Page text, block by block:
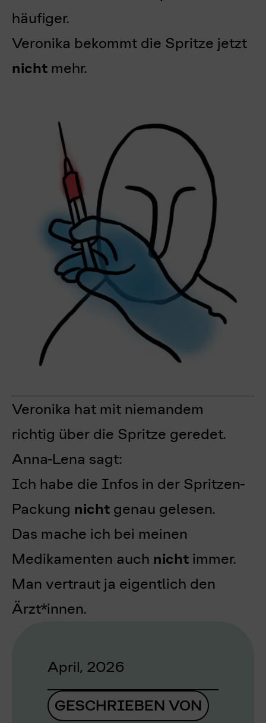
häufiger.
Veronika bekommt die Spritze jetzt
nicht mehr.
Veronika hat mit niemandem
richtig über die Spritze geredet.
Anna-Lena sagt:
Ich habe die Infos in der Spritzen-
Packung nicht genau gelesen.
Das mache ich bei meinen
Medikamenten auch nicht immer.
Man vertraut ja eigentlich den
Ärzt*innen.
April, 2026
GESCHRIEBEN VON